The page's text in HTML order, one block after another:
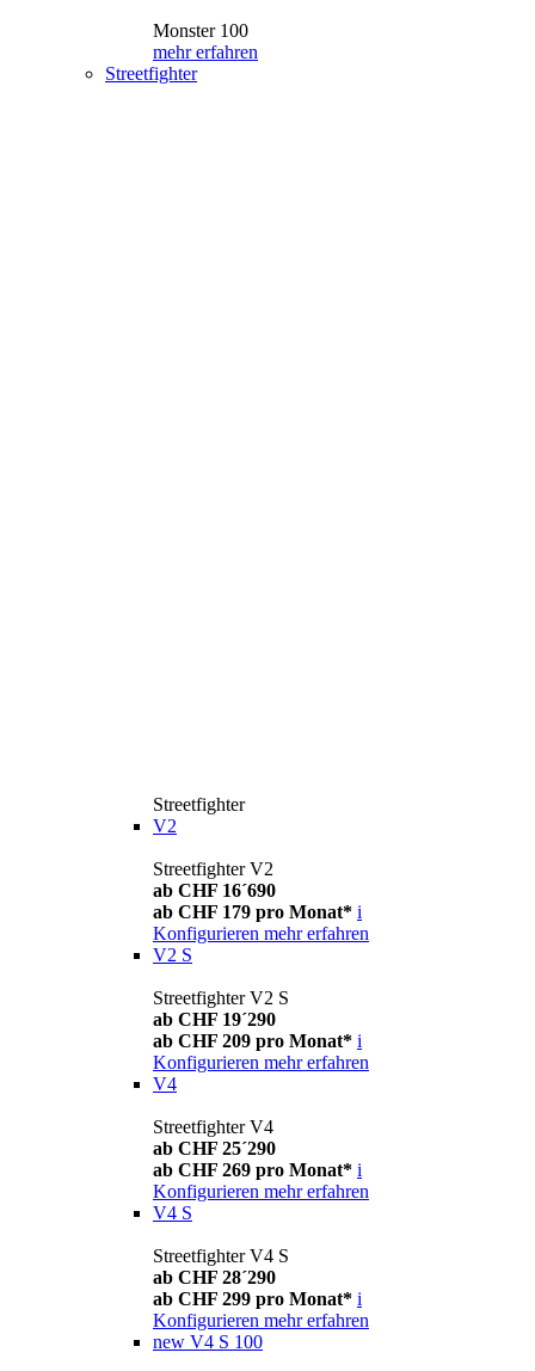
Monster 100
mehr erfahren
Streetfighter
Streetfighter
V2
Streetfighter V2
ab CHF 16´690
ab CHF 179 pro Monat* i
Konfigurieren mehr erfahren
V2 S
Streetfighter V2 S
ab CHF 19´290
ab CHF 209 pro Monat* i
Konfigurieren mehr erfahren
V4
Streetfighter V4
ab CHF 25´290
ab CHF 269 pro Monat* i
Konfigurieren mehr erfahren
V4 S
Streetfighter V4 S
ab CHF 28´290
ab CHF 299 pro Monat* i
Konfigurieren mehr erfahren
new V4 S 100